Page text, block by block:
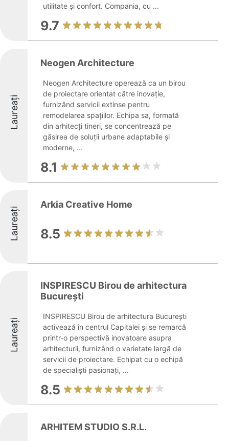
utilitate și confort. Compania, cu ...
9.7
Laureați
Neogen Architecture
Neogen Architecture operează ca un birou
de proiectare orientat către inovație,
furnizând servicii extinse pentru
remodelarea spațiilor. Echipa sa, formată
din arhitecți tineri, se concentrează pe
găsirea de soluții urbane adaptabile și
moderne, ...
8.1
Laureați
Arkia Creative Home
8.5
Laureați
INSPIRESCU Birou de arhitectura
București
INSPIRESCU Birou de arhitectura București
activează în centrul Capitalei și se remarcă
printr-o perspectivă inovatoare asupra
arhitecturii, furnizând o varietate largă de
servicii de proiectare. Echipat cu o echipă
de specialiști pasionați, ...
8.5
ARHITEM STUDIO S.R.L.